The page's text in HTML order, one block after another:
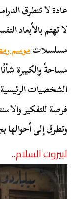
عادة لا تتطرق
لا تهتم بالأبعاد
مسلسلاتموسم
مساحةً والكبيرة
الشخصيات
فرصة للتفكير
وتطرق إلى
لبيروت السلام..